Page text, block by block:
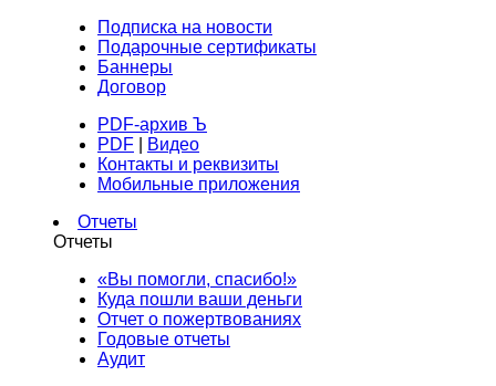
Подписка на новости
Подарочные сертификаты
Баннеры
Договор
PDF-архив Ъ
PDF
Видео
Контакты и реквизиты
Мобильные приложения
Отчеты
Отчеты
«Вы помогли, спасибо!»
Куда пошли ваши деньги
Отчет о пожертвованиях
Годовые отчеты
Аудит